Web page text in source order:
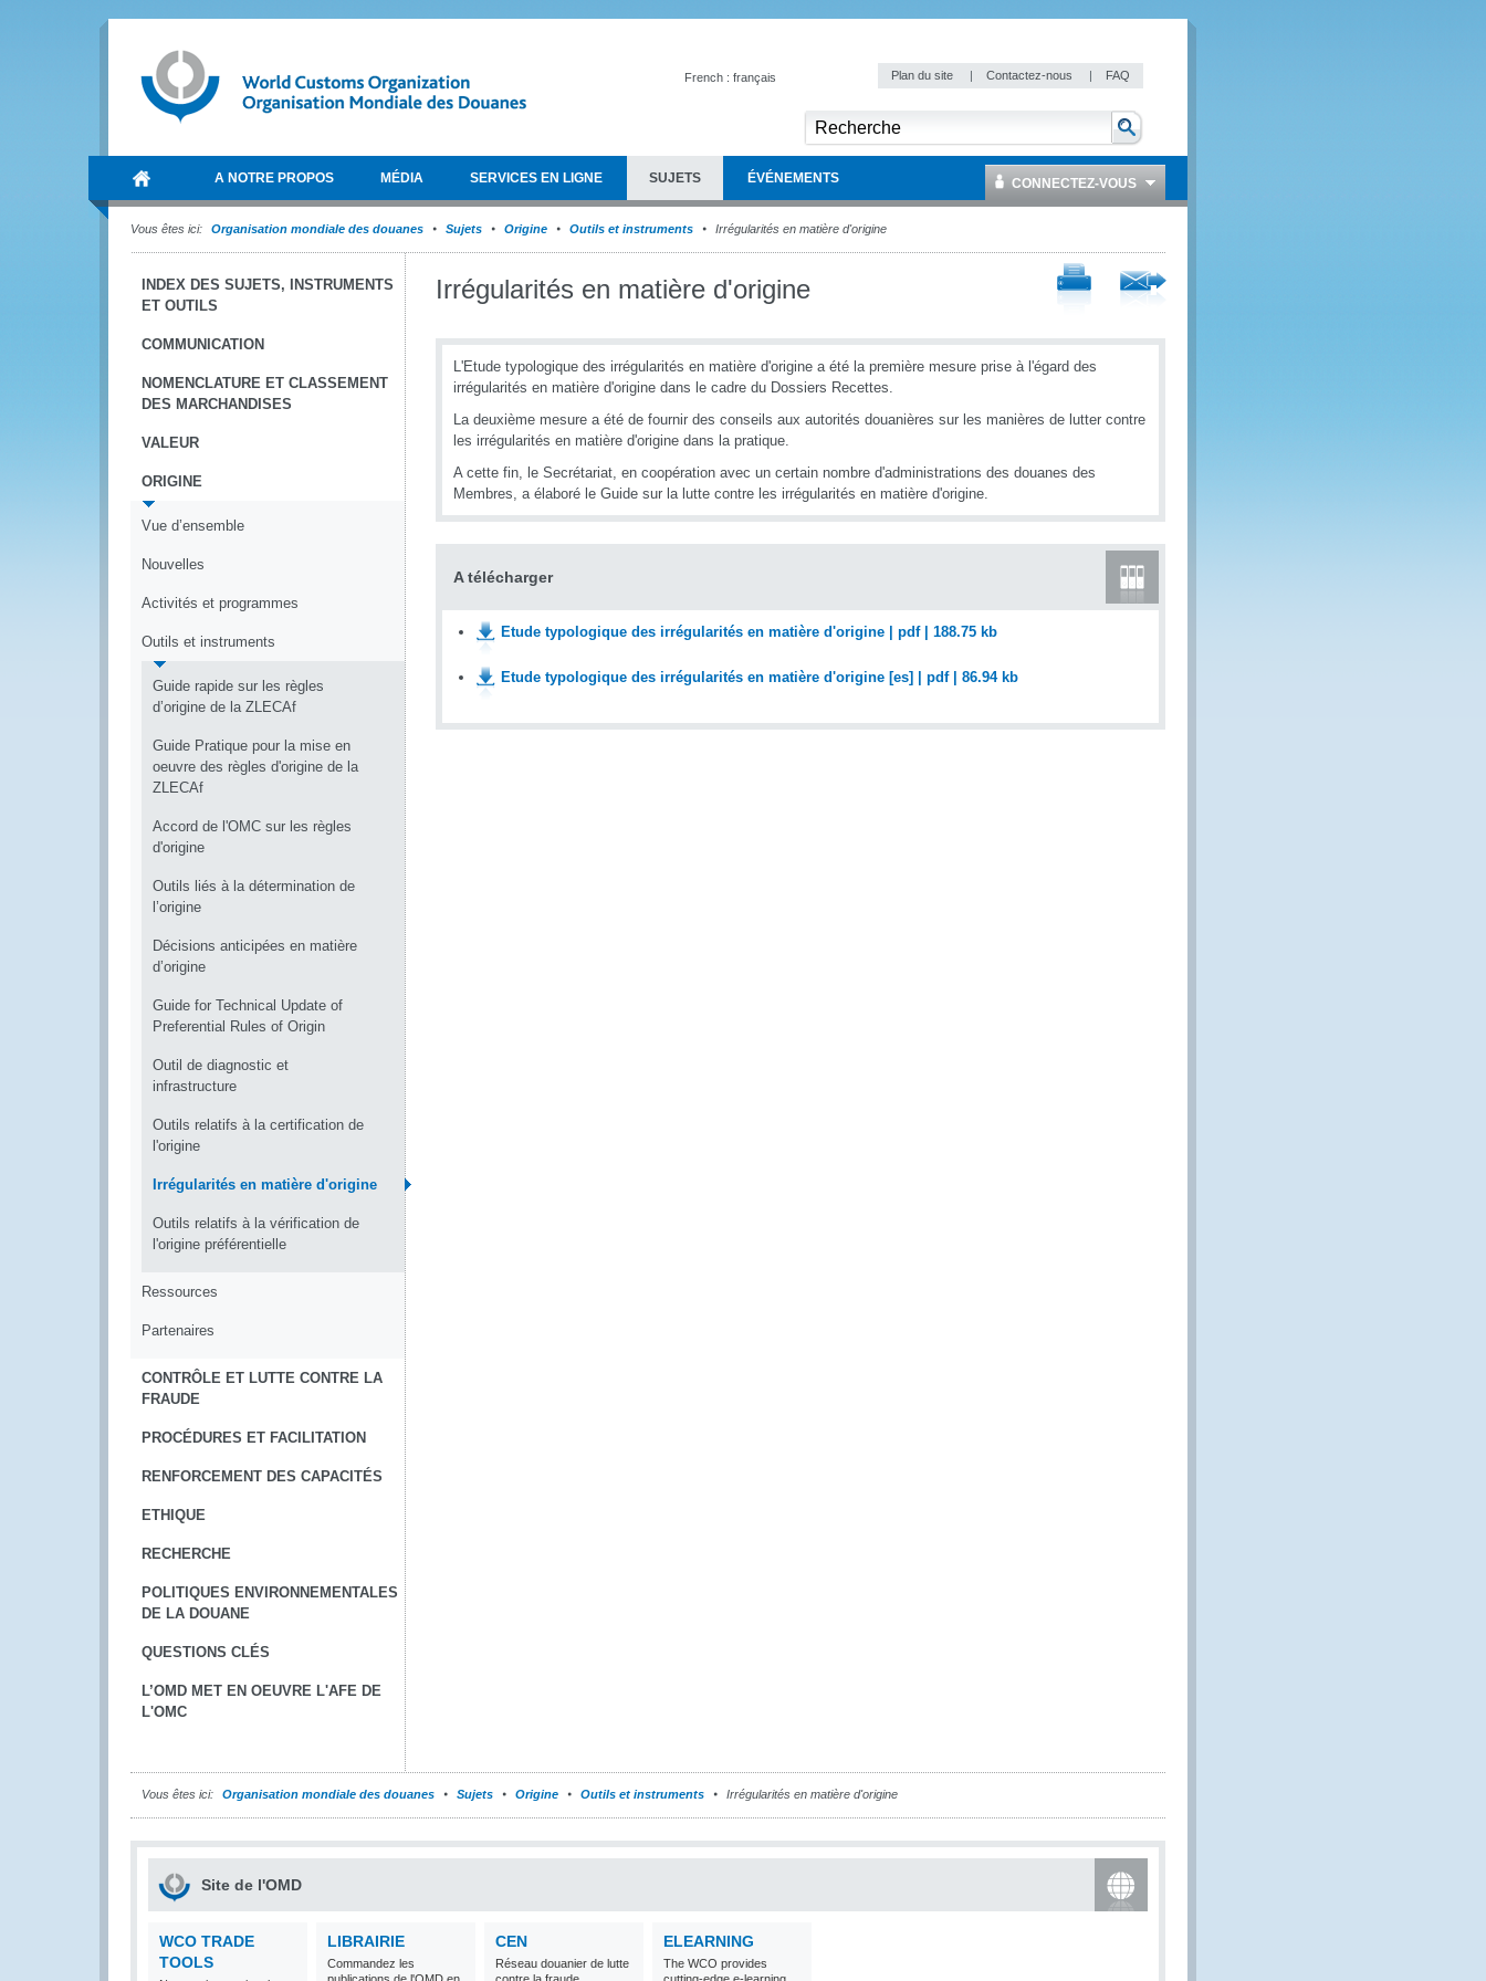
French : français Plan du site | Contactez-nous | FAQ
A NOTRE PROPOS MÉDIA SERVICES EN LIGNE SUJETS ÉVÉNEMENTS CONNECTEZ-VOUS
Vous êtes ici: Organisation mondiale des douanes Sujets Origine Outils et instruments Irrégularités en matière d'origine
INDEX DES SUJETS, INSTRUMENTS
ET OUTILS
COMMUNICATION
NOMENCLATURE ET CLASSEMENT
DES MARCHANDISES
VALEUR
ORIGINE
Vue d’ensemble
Nouvelles
Activités et programmes
Outils et instruments
Guide rapide sur les règles
d’origine de la ZLECAf
Guide Pratique pour la mise en
oeuvre des règles d'origine de la
ZLECAf
Accord de l'OMC sur les règles
d'origine
Outils liés à la détermination de
l’origine
Décisions anticipées en matière
d’origine
Guide for Technical Update of
Preferential Rules of Origin
Outil de diagnostic et
infrastructure
Outils relatifs à la certification de
l'origine
Irrégularités en matière d'origine
Outils relatifs à la vérification de
l'origine préférentielle
Ressources
Partenaires
CONTRÔLE ET LUTTE CONTRE LA
FRAUDE
PROCÉDURES ET FACILITATION
RENFORCEMENT DES CAPACITÉS
ETHIQUE
RECHERCHE
POLITIQUES ENVIRONNEMENTALES
DE LA DOUANE
QUESTIONS CLÉS
L’OMD MET EN OEUVRE L'AFE DE
L'OMC
Irrégularités en matière d'origine
L'Etude typologique des irrégularités en matière d'origine a été la première mesure prise à l'égard des
irrégularités en matière d'origine dans le cadre du Dossiers Recettes.
La deuxième mesure a été de fournir des conseils aux autorités douanières sur les manières de lutter contre
les irrégularités en matière d'origine dans la pratique.
A cette fin, le Secrétariat, en coopération avec un certain nombre d'administrations des douanes des
Membres, a élaboré le Guide sur la lutte contre les irrégularités en matière d'origine.
A télécharger
Etude typologique des irrégularités en matière d'origine | pdf | 188.75 kb
Etude typologique des irrégularités en matière d'origine [es] | pdf | 86.94 kb
Vous êtes ici: Organisation mondiale des douanes Sujets Origine Outils et instruments Irrégularités en matière d'origine
Site de l'OMD
WCO TRADE
TOOLS
LIBRAIRIE
Commandez les
CEN
Réseau douanier de lutte
ELEARNING
The WCO provides